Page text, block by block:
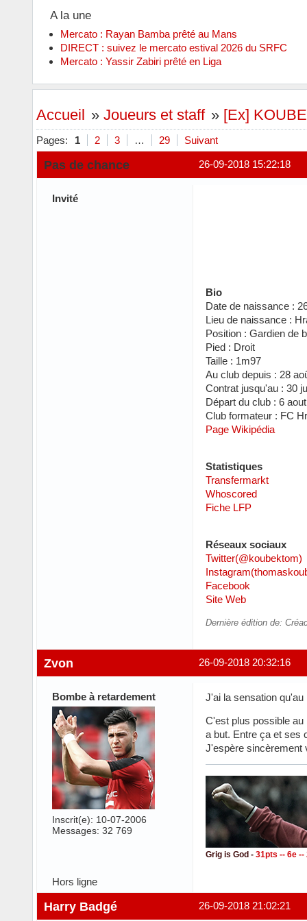
A la une
Mercato : Rayan Bamba prêté au Mans
DIRECT : suivez le mercato estival 2026 du SRFC
Mercato : Yassir Zabiri prêté en Liga
Accueil » Joueurs et staff » [Ex]
Pages: 1 2 3 … 29 Suivant
26-09-2018 15:22:18
Pas de chance
Invité
Bio
Date de naissance :
Lieu de naissance :
Position : Gardien de
Pied : Droit
Taille : 1m97
Au club depuis : 28
Contrat jusqu'au : 30
Départ du club : 6
Club formateur : FC
Page Wikipédia
Statistiques
Transfermarkt
Whoscored
Fiche LFP
Réseaux sociaux
Twitter(@koubektom)
Facebook
Site Web
Dernière édition de:
26-09-2018 20:32:16
Zvon
Bombe à retardement
Inscrit(e): 10-07-2006
Messages: 32 769
J'ai la sensation
C'est plus possible
a but. Entre ça et ses
J'espère sincèrement
Grig is God -31pts -- 6e
Hors ligne
26-09-2018 21:02:21
Harry Badgé